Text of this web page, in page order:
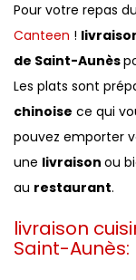
Pour votre repas
Canteen !
de Saint-Aunès
Les plats sont
chinoise ce qui
pouvez emporter
une livraison ou
au restaurant.
livraison
Saint-Aunès: